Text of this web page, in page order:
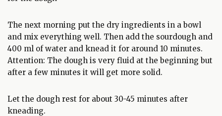
The next morning put the dry ingredients in a bowl
and mix everything well. Then add the sourdough and
400 ml of water and knead it for around 10 minutes.
Attention: The dough is very fluid at the beginning but
after a few minutes it will get more solid.
Let the dough rest for about 30-45 minutes after
kneading.